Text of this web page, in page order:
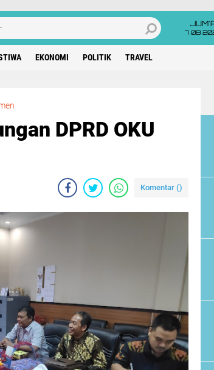
7 08
EKONOMI POLITIK TRAVEL
DPRD OKU
Komentar ()